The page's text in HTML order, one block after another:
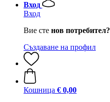
Вход
Вход
Вие сте нов потребител?
Създаване на профил
Кошница € 0,00